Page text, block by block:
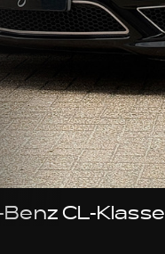
CL-Klasse